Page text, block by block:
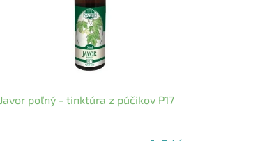
Javor poľný - tinktúra z púčikov P17